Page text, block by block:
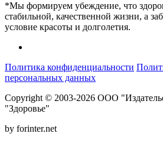
*Мы формируем убеждение, что
стабильной, качественной жизни, а
условие красоты и долголетия.
Политика конфиденциальности
персональных данных
Copyright © 2003-2026 ООО
"Здоровье"
by forinter.net